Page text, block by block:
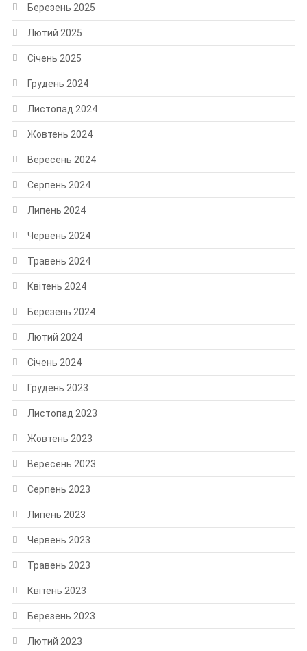
Березень 2025
Лютий 2025
Січень 2025
Грудень 2024
Листопад 2024
Жовтень 2024
Вересень 2024
Серпень 2024
Липень 2024
Червень 2024
Травень 2024
Квітень 2024
Березень 2024
Лютий 2024
Січень 2024
Грудень 2023
Листопад 2023
Жовтень 2023
Вересень 2023
Серпень 2023
Липень 2023
Червень 2023
Травень 2023
Квітень 2023
Березень 2023
Лютий 2023